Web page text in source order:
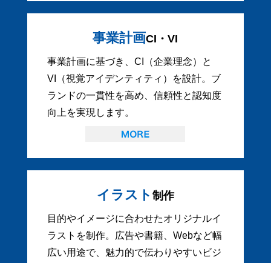
事業計画CI・VI
事業計画に基づき、CI（企業理念）と
VI（視覚アイデンティティ）を設計。ブ
ランドの一貫性を高め、信頼性と認知度
向上を実現します。
イラスト 制作
目的やイメージに合わせたオリジナルイ
ラストを制作。広告や書籍、Webなど幅
広い用途で、魅力的で伝わりやすいビジ